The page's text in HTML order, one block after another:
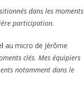
dans les moments
participation.
au micro de Jérôme
clés. Mes équipiers
notamment dans le